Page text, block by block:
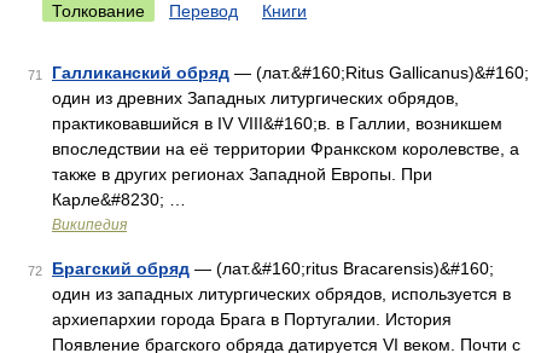
Толкование Перевод Книги
71 Галликанский обряд — (лат.&#160;Ritus Gallicanus)&#160;
один из древних Западных литургических обрядов,
практиковавшийся в IV VIII&#160;в. в Галлии, возникшем
впоследствии на её территории Франкском королевстве, а
также в других регионах Западной Европы. При
Карле&#8230; …
Википедия
72 Брагский обряд — (лат.&#160;ritus Bracarensis)&#160;
один из западных литургических обрядов, используется в
архиепархии города Брага в Португалии. История
Появление брагского обряда датируется VI веком. Почти с